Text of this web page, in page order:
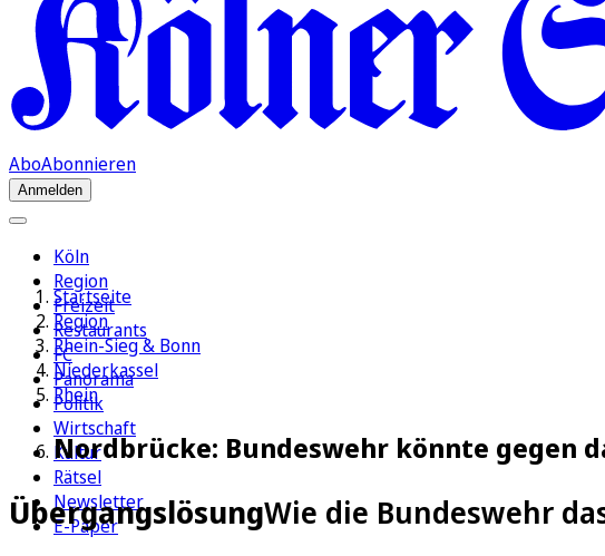
AboAbonnieren
Anmelden
Köln
Region
Freizeit
Restaurants
FC
Panorama
Politik
Wirtschaft
Kultur
Rätsel
Newsletter
E-Paper
Startseite
Region
Rhein-Sieg & Bonn
Niederkassel
Rhein
Nordbrücke: Bundeswehr könnte gegen
ÜbergangslösungWie die Bundeswehr